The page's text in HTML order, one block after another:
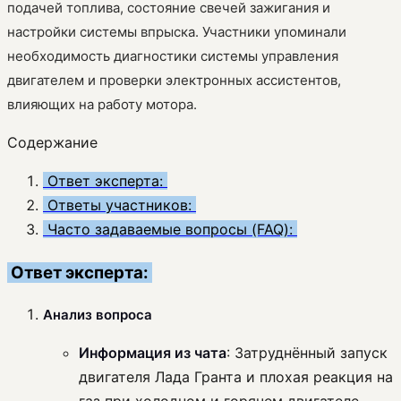
подачей топлива, состояние свечей зажигания и
настройки системы впрыска. Участники упоминали
необходимость диагностики системы управления
двигателем и проверки электронных ассистентов,
влияющих на работу мотора.
Содержание
Ответ эксперта:
Ответы участников:
Часто задаваемые вопросы (FAQ):
Ответ эксперта:
Анализ вопроса
Информация из чата: Затруднённый запуск
двигателя Лада Гранта и плохая реакция на